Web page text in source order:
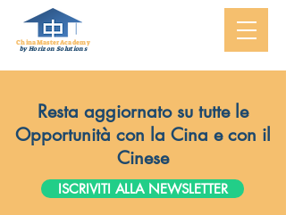
ChinaMasterAcademy
by Horizon Solutions
Resta aggiornato su tutte le
Opportunità con la Cina e con il
Cinese
ISCRIVITI ALLA NEWSLETTER